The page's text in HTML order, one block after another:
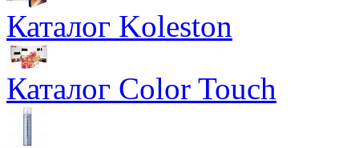
Каталог Koleston
Каталог Color Touch